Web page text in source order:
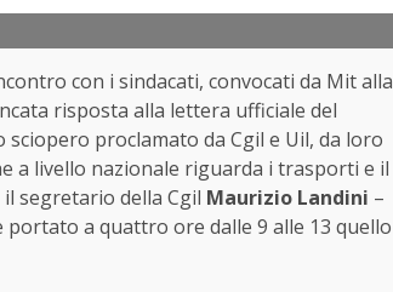
con i sindacati, convocati da Mit alla
risposta alla lettera ufficiale del
proclamato da Cgil e Uil, da loro
a livello nazionale riguarda i trasporti e il
il segretario della Cgil Maurizio Landini –
a quattro ore dalle 9 alle 13 quello